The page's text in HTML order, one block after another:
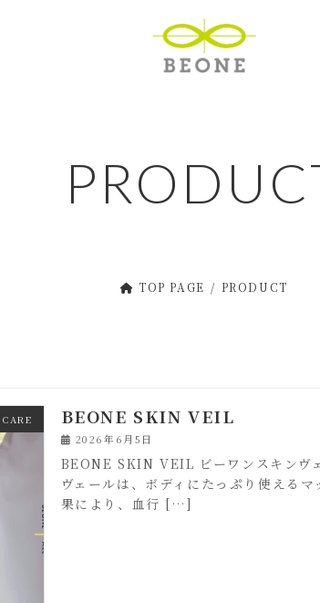
TOP PAGE PRODUCT
BEONE SKIN VEIL
2026年6月5日
BEONE SKIN VEIL ビーワンスキン
ヴェールは、ボディにたっぷり使える
果により、血行 […]